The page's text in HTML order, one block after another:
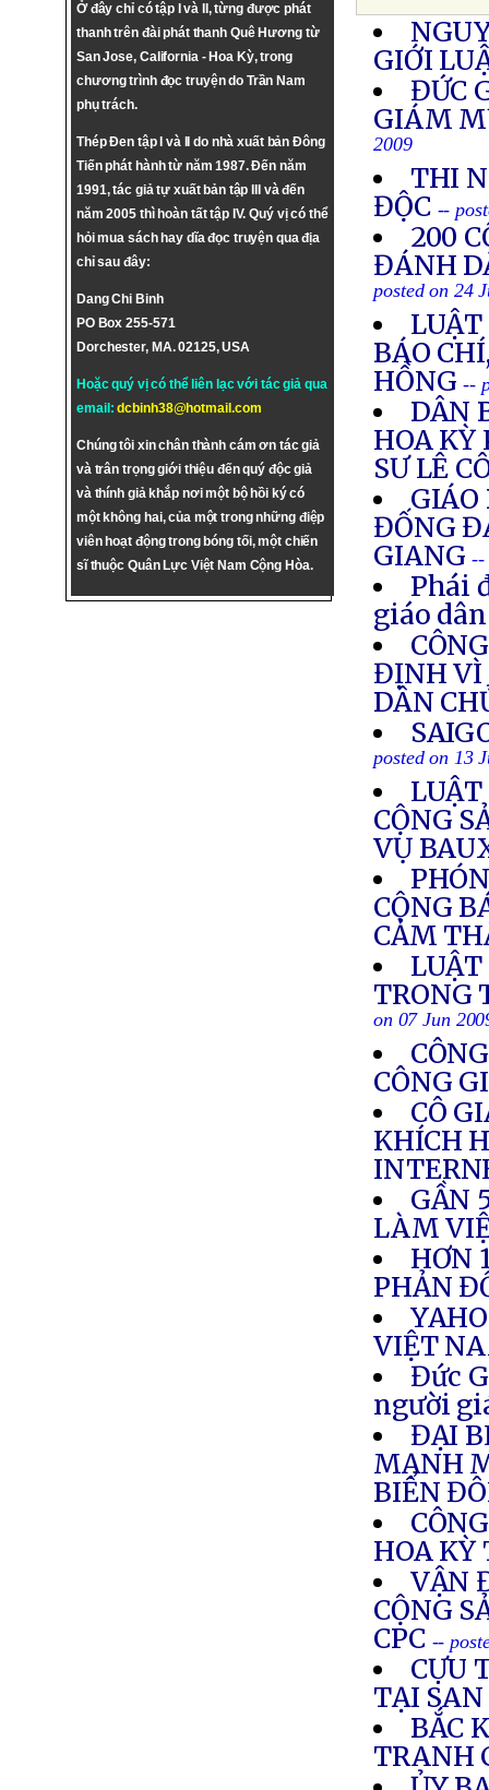
Ở đây chỉ có tập I và II, từng được phát
thanh trên đài phát thanh Quê Hương từ
San Jose, California - Hoa Kỳ, trong
chương trình đọc truyện do Trần Nam
phụ trách.
Thép Đen tập I và II do nhà xuất bản Đông
Tiến phát hành từ năm 1987. Đến năm
1991, tác giả tự xuất bản tập III và đến
năm 2005 thì hoàn tất tập IV. Quý vị có thể
hỏi mua sách hay dĩa đọc truyện qua địa
chỉ sau đây:
Dang Chi Binh
PO Box 255-571
Dorchester, MA. 02125, USA
Hoặc quý vị có thể liên lạc với tác giả qua
email:dcbinh38@hotmail.com
Chúng tôi xin chân thành cám ơn tác giả
và trân trọng giới thiệu đến quý độc giả
và thính giả khắp nơi một bộ hồi ký có
một không hai, của một trong những điệp
viên hoạt động trong bóng tối, một chiến
sĩ thuộc Quân Lực Việt Nam Cộng Hòa.
GIỚI
ĐỨC
GIÁM
2009
THI
ĐỘC --
200
ĐÁNH
posted on 24
BÁO
HỒNG --
DÂN
HOA KỲ
SƯ LÊ
GIÁO
ĐỐNG
GIANG --
Phái
giáo
ĐỊNH VÌ
DÂN
posted on 13
CỘNG
VỤ
CỘNG
CẢM
TRONG
on 07 Jun
CÔNG
CÔ
KHÍCH
GẦN
LÀM
HƠN
PHẢN
VIỆT
Đức
người
ĐẠI
MẠNH
BIỂN
HOA
VẬN
CỘNG
CPC --
CỰU
TẠI SAN
BẮC
TRANH